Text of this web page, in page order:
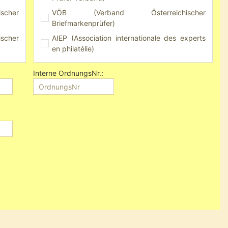
VÖB (Verband Österreichischer
Briefmarkenprüfer)
AIEP (Association internationale des experts
en philatélie)
APFIP (Associazione Periti Filatelici Italiani
Professioni.)
BPB (Briefmarkenprüfstelle Basel)
Interne OrdnungsNr.: